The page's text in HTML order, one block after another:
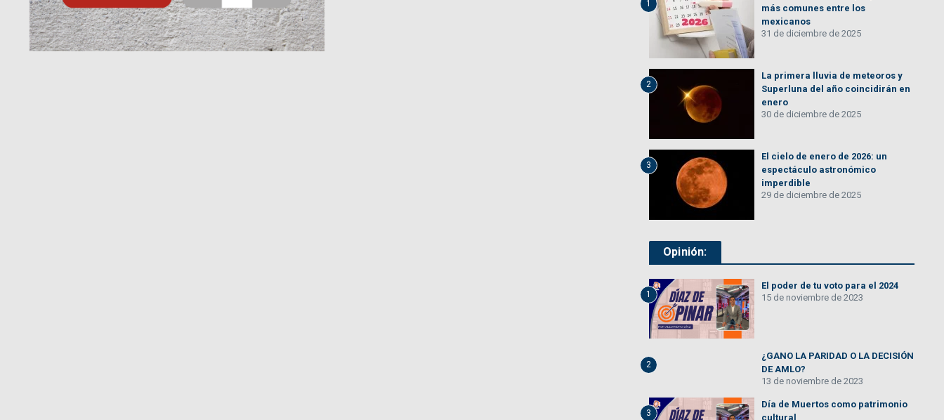
1
más comunes entre los
mexicanos
31 de diciembre de 2025
2
La primera lluvia de meteoros y
Superluna del año coincidirán en
enero
30 de diciembre de 2025
3
El cielo de enero de 2026: un
espectáculo astronómico
imperdible
29 de diciembre de 2025
Opinión:
1
El poder de tu voto para el 2024
15 de noviembre de 2023
2
¿GANO LA PARIDAD O LA DECISIÓN
DE AMLO?
13 de noviembre de 2023
3
Día de Muertos como patrimonio
cultural